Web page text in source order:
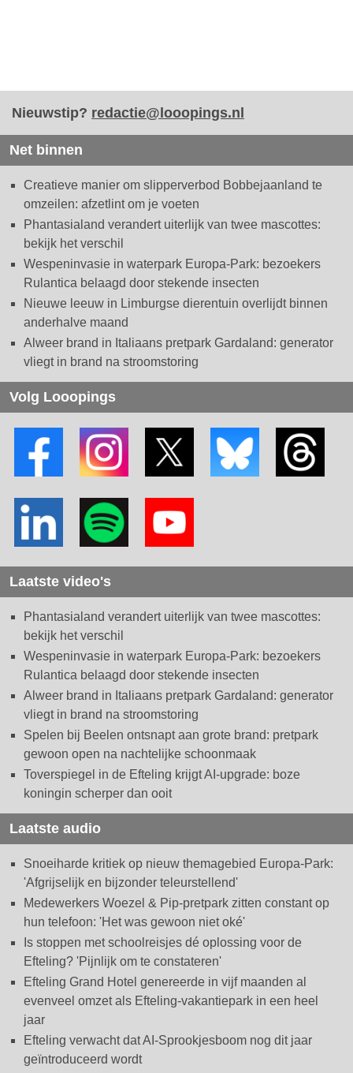
Nieuwstip? redactie@looopings.nl
Net binnen
Creatieve manier om slipperverbod Bobbejaanland te
omzeilen: afzetlint om je voeten
Phantasialand verandert uiterlijk van twee mascottes:
bekijk het verschil
Wespeninvasie in waterpark Europa-Park: bezoekers
Rulantica belaagd door stekende insecten
Nieuwe leeuw in Limburgse dierentuin overlijdt binnen
anderhalve maand
Alweer brand in Italiaans pretpark Gardaland: generator
vliegt in brand na stroomstoring
Volg Looopings
Laatste video's
Phantasialand verandert uiterlijk van twee mascottes:
bekijk het verschil
Wespeninvasie in waterpark Europa-Park: bezoekers
Rulantica belaagd door stekende insecten
Alweer brand in Italiaans pretpark Gardaland: generator
vliegt in brand na stroomstoring
Spelen bij Beelen ontsnapt aan grote brand: pretpark
gewoon open na nachtelijke schoonmaak
Toverspiegel in de Efteling krijgt AI-upgrade: boze
koningin scherper dan ooit
Laatste audio
Snoeiharde kritiek op nieuw themagebied Europa-Park:
'Afgrijselijk en bijzonder teleurstellend'
Medewerkers Woezel & Pip-pretpark zitten constant op
hun telefoon: 'Het was gewoon niet oké'
Is stoppen met schoolreisjes dé oplossing voor de
Efteling? 'Pijnlijk om te constateren'
Efteling Grand Hotel genereerde in vijf maanden al
evenveel omzet als Efteling-vakantiepark in een heel
jaar
Efteling verwacht dat AI-Sprookjesboom nog dit jaar
geïntroduceerd wordt